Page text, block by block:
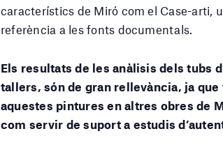
característics de Miró com el Case-arti,
referència a les fonts documentals.
Els resultats de les anàlisis dels tubs
tallers, són de gran rellevància, ja
aquestes pintures en altres obres de
com servir de suport a estudis